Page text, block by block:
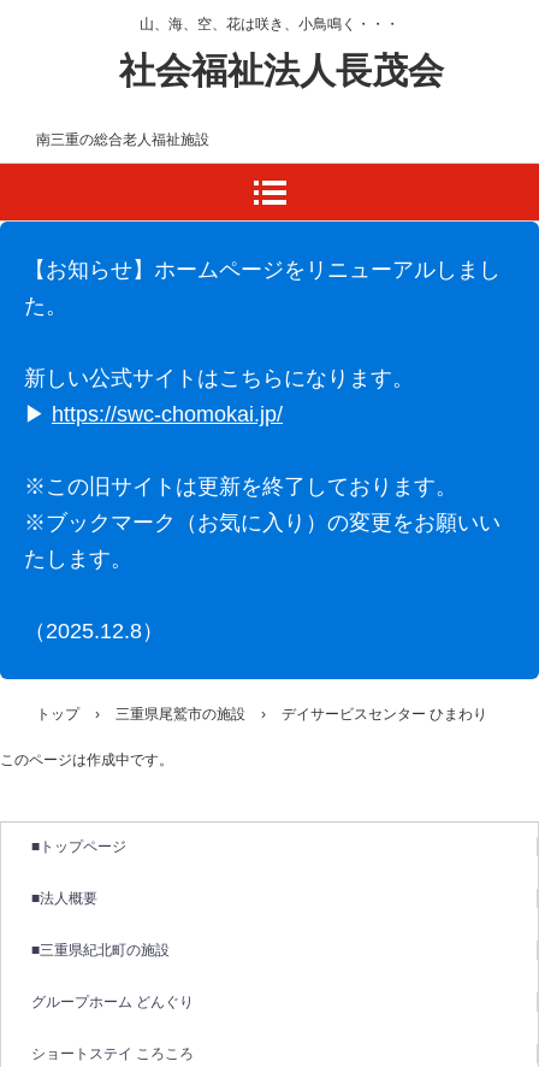
社会福祉法人長茂会
山、海、空、花は咲き、小鳥鳴く・・・
南三重の総合老人福祉施設
【お知らせ】ホームページをリニューアルしまし
た。
新しい公式サイトはこちらになります。
▶ https://swc-chomokai.jp/
※この旧サイトは更新を終了しております。
※ブックマーク（お気に入り）の変更をお願いい
たします。
（2025.12.8）
トップ › 三重県尾鷲市の施設 › デイサービスセンター ひまわり
このページは作成中です。
■トップページ
■法人概要
■三重県紀北町の施設
グループホーム どんぐり
ショートステイ ころころ